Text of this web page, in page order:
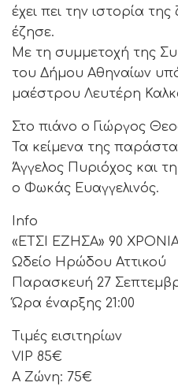
έχει πει την ιστορία
έζησε.
Με τη συμμετοχή της
του Δήμου Αθηναίων
μαέστρου Λευτέρη
Στο πιάνο ο Γιώργος
Τα κείμενα της
Άγγελος Πυριόχος και
ο Φωκάς Ευαγγελινός.
Info
«ΕΤΣΙ ΕΖΗΣΑ» 90
Ωδείο Ηρώδου Αττικού
Παρασκευή 27
Ώρα έναρξης 21:00
Τιμές εισιτηρίων
VIP 85€
Α Ζώνη: 75€